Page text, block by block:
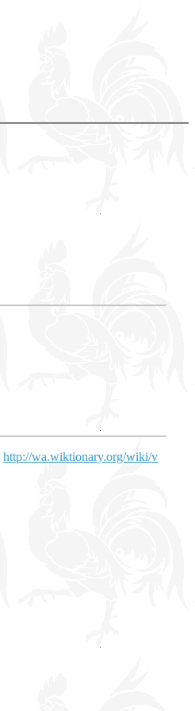
http://wa.wiktionary.org/wiki/v